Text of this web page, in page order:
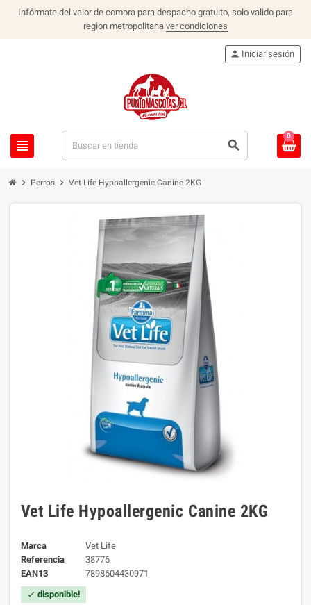
Infórmate del valor de compra para despacho gratuito, solo valido para
region metropolitana ver condiciones
view_headline search
person Iniciar sesión
0
chevron_right Perros chevron_right Vet Life Hypoallergenic Canine 2KG
Vet Life Hypoallergenic Canine 2KG
Marca
Vet Life
Referencia
38776
EAN13
7898604430971
check disponible!